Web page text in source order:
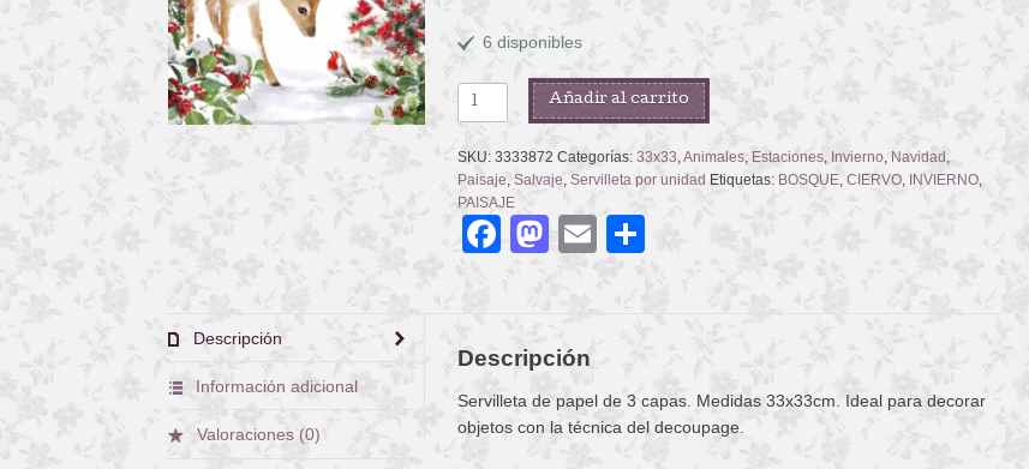
6 disponibles
BAMBI
cantidad
Añadir al carrito
SKU: 3333872 Categorías: 33x33 Animales, Estaciones, Invierno Navidad
Paisaje Salvaje Servilleta por unidad Etiquetas: BOSQUE, CIERVO, INVIERNO,
PAISAJE
Facebook
Mastodon
EmailCompartir
Descripción
Información adicional
Valoraciones (0)
Descripción
Servilleta de papel de 3 capas. Medidas 33x33cm. Ideal para decorar
objetos con la técnica del decoupage.